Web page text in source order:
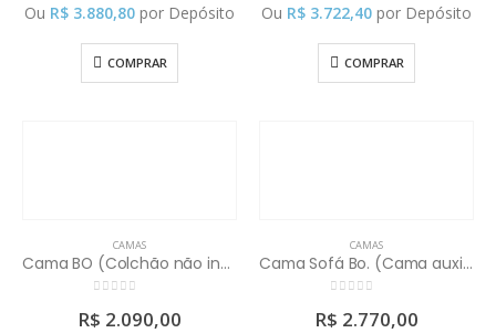
Ou R$ 3.880,80 por Depósito
COMPRAR
Ou R$ 3.722,40 por Depósito
COMPRAR
CAMAS
Cama BO (Colchão não incluso, cama auxiliar não inclusa)
R$ 2.090,00
CAMAS
Cama Sofá Bo. (Cama auxiliar e colchões não inclusos)
R$ 2.770,00